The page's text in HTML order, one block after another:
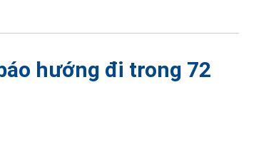
hướng đi trong 72